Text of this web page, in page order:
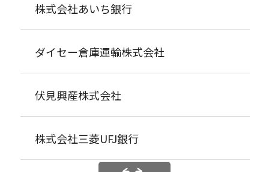
株式会社あいち銀行
ダイセー倉庫運輸株式会社
伏見興産株式会社
株式会社三菱UFJ銀行